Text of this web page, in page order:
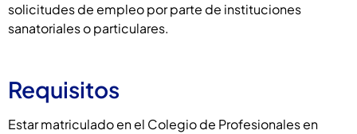
solicitudes de empleo por parte de instituciones
sanatoriales o particulares.
Requisitos
Estar matriculado en el Colegio de Profesionales en